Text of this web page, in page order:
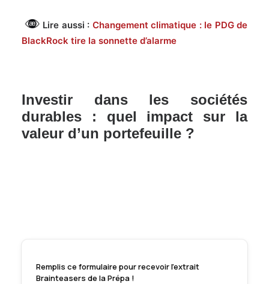
Lire aussi : Changement climatique : le PDG de
BlackRock tire la sonnette d’alarme
Investir dans les sociétés
durables : quel impact sur la
valeur d’un portefeuille ?
Remplis ce formulaire pour recevoir l'extrait
Brainteasers de la Prépa !